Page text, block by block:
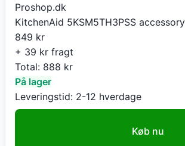
Proshop.dk
KitchenAid 5KSM5TH3PSS
849 kr
+ 39 kr fragt
Total: 888 kr
På lager
Leveringstid: 2-12 hverdage
Køb nu